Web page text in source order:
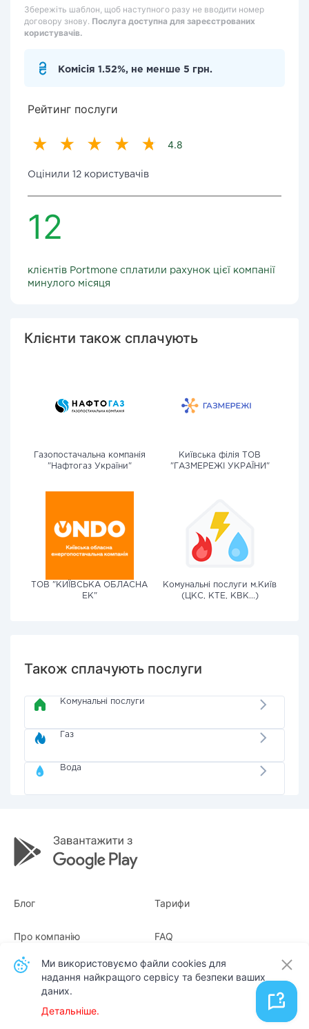
Збережіть шаблон, щоб наступного разу не вводити номер
договору знову. Послуга доступна для зареєстрованих
користувачів.
Комісія 1.52%, не менше 5 грн.
Рейтинг послуги
4.8
Оцінили 12 користувачів
12
клієнтів Portmone сплатили рахунок цієї компанії
минулого місяця
Клієнти також сплачують
Газопостачальна компанія
"Нафтогаз України"
Київська філія ТОВ
"ГАЗМЕРЕЖІ УКРАЇНИ"
ТОВ "КИЇВСЬКА ОБЛАСНА
ЕК"
Комунальні послуги м.Київ
(ЦКС, КТЕ, КВК...)
Також сплачують послуги
Комунальні послуги
Газ
Вода
Блог Тарифи
Про компанію
Квитанції
FAQ
Для бізнесу
Ми використовуємо файли cookies для
надання найкращого сервісу та безпеки ваших
даних.
Детальніше.